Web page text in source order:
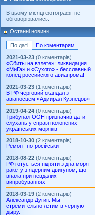
В цьому місяці фотографії не
обговорювались.
Останні новини
По даті
По коментарям
2021-03-23 (0 коментарів)
«Сбиты на взлете»: ликвидация
«МиГа» и «Сухого» - бесславный
конец российского авиапрома!
2021-03-23 (1 коментарів)
В РФ черговий скандал з
авіаносцем «Адмирал Кузнецов»
2019-04-24 (0 коментарів)
Трибунал ООН призначив дати
слухань у справі полонених
українських моряків
2018-10-30 (2 коментарів)
Ремонт по-російськи
2018-08-22 (0 коментарів)
РФ готується підняти з дна моря
ракету з ядерним двигуном, що
впала при невдалих
випробуваннях
2018-03-19 (2 коментарів)
Александр Дугин: Мы
стремительно летим в чёрную
дыру.